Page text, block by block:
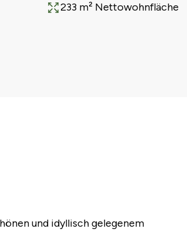
Fläche
233 m² Nettowohnfläche
und idyllisch gelegenem